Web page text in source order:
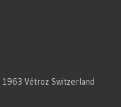
1963 Vétroz Switzerland